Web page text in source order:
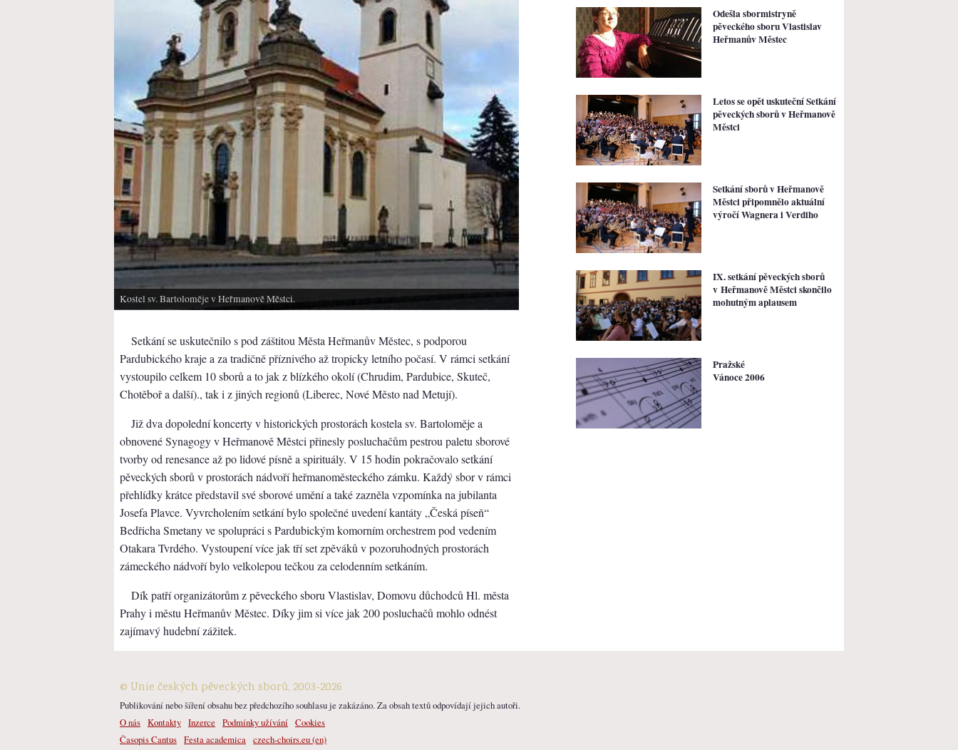
Kostel sv. Bartoloměje v Heřmanově Městci.
Setkání se uskutečnilo s pod záštitou Města Heřmanův Městec, s podporou
Pardubického kraje a za tradičně příznivého až tropicky letního počasí. V rámci setkání
vystoupilo celkem 10 sborů a to jak z blízkého okolí (Chrudim, Pardubice, Skuteč,
Chotěboř a další)., tak i z jiných regionů (Liberec, Nové Město nad Metují).
Již dva dopolední koncerty v historických prostorách kostela sv. Bartoloměje a
obnovené Synagogy v Heřmanově Městci přinesly posluchačům pestrou paletu sborové
tvorby od renesance až po lidové písně a spirituály. V 15 hodin pokračovalo setkání
pěveckých sborů v prostorách nádvoří heřmanoměsteckého zámku. Každý sbor v rámci
přehlídky krátce představil své sborové umění a také zazněla vzpomínka na jubilanta
Josefa Plavce. Vyvrcholením setkání bylo společné uvedení kantáty „Česká píseň“
Bedřicha Smetany ve spolupráci s Pardubickým komorním orchestrem pod vedením
Otakara Tvrdého. Vystoupení více jak tří set zpěváků v pozoruhodných prostorách
zámeckého nádvoří bylo velkolepou tečkou za celodenním setkáním.
Dík patří organizátorům z pěveckého sboru Vlastislav, Domovu důchodců Hl. města
Prahy i městu Heřmanův Městec. Díky jim si více jak 200 posluchačů mohlo odnést
zajímavý hudební zážitek.
Odešla sbormistryně
pěveckého sboru Vlastislav
Heřmanův Městec
Letos se opět uskuteční Setkání
pěveckých sborů v Heřmanově
Městci
Setkání sborů v Heřmanově
Městci připomnělo aktuální
výročí Wagnera i Verdiho
IX. setkání pěveckých sborů
v Heřmanově Městci skončilo
mohutným aplausem
Pražské
Vánoce 2006
© Unie českých pěveckých sborů, 2003-2026
Publikování nebo šíření obsahu bez předchozího souhlasu je zakázáno. Za obsah textů odpovídají jejich autoři.
O nás Kontakty Inzerce Podmínky užívání Cookies
Časopis Cantus Festa academica czech-choirs.eu (en)